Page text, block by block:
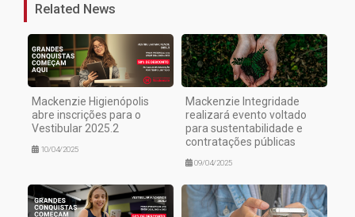
Related News
Mackenzie Higienópolis
abre inscrições para o
Vestibular 2025.2
10/04/2025
Mackenzie Integridade
realizará evento voltado
para sustentabilidade e
contratações públicas
09/04/2025